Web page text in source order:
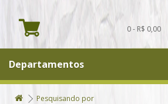
0 - R$ 0,00
Departamentos
Pesquisando por